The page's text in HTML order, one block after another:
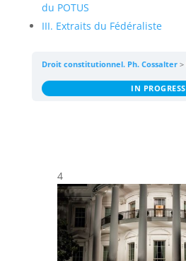
du POTUS
III. Extraits du Fédéraliste
Droit constitutionnel. Ph. Cossalter
IN PROGRESS
4